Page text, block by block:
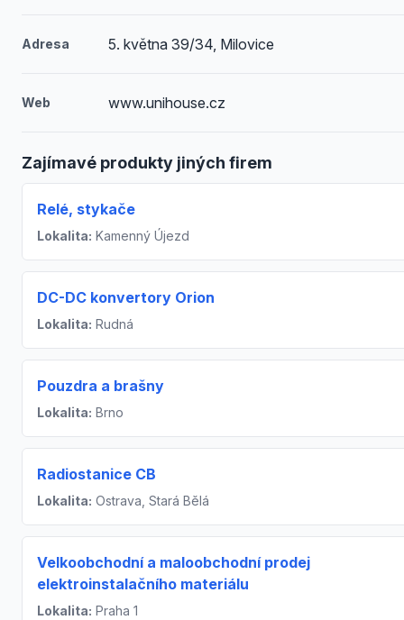
Adresa 5. května 39/34, Milovice
Web www.unihouse.cz
Zajímavé produkty jiných firem
Relé, stykače
Lokalita: Kamenný Újezd
DC-DC konvertory Orion
Lokalita: Rudná
Pouzdra a brašny
Lokalita: Brno
Radiostanice CB
Lokalita: Ostrava, Stará Bělá
Velkoobchodní a maloobchodní prodej
elektroinstalačního materiálu
Lokalita: Praha 1